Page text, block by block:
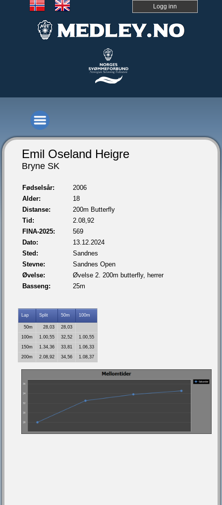
Logg inn
Emil Oseland Heigre
Bryne SK
Fødselsår:
2006
Alder:
18
Distanse:
200m Butterfly
Tid:
2.08,92
FINA-2025:
569
Dato:
13.12.2024
Sted:
Sandnes
Stevne:
Sandnes Open
Øvelse:
Øvelse 2. 200m butterfly, herrer
Basseng:
25m
Lap Split 50m 100m
50m 28,03
28,03
100m
1.00,55 32,52
1.00,55
150m
1.34,36 33,81
1.06,33
200m
2.08,92 34,56 1.08,37